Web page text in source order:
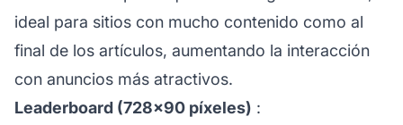
ideal para sitios con mucho contenido como al
final de los artículos, aumentando la interacción
con anuncios más atractivos.
Leaderboard (728×90 píxeles) :